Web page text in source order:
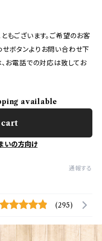
もございます。ご希望のお客
ボタンよりお問い合わせ下
お電話での対応は致してお
available
いの方向け
通報する
(295)